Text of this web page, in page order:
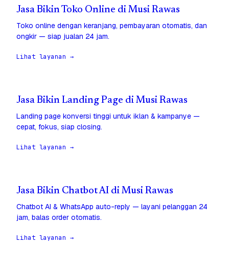
Jasa Bikin Toko Online di Musi Rawas
Toko online dengan keranjang, pembayaran otomatis, dan
ongkir — siap jualan 24 jam.
Lihat layanan →
Jasa Bikin Landing Page di Musi Rawas
Landing page konversi tinggi untuk iklan & kampanye —
cepat, fokus, siap closing.
Lihat layanan →
Jasa Bikin Chatbot AI di Musi Rawas
Chatbot AI & WhatsApp auto-reply — layani pelanggan 24
jam, balas order otomatis.
Lihat layanan →